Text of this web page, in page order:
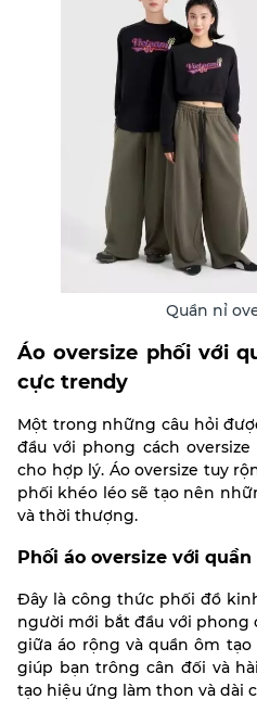
Quần nỉ
Áo oversize phối với
cực trendy
Một trong những câu hỏi
đầu với phong cách
cho hợp lý. Áo oversize tuy
phối khéo léo sẽ tạo nên
và thời thượng.
Phối áo oversize với
Đây là công thức phối đồ
người mới bắt đầu với phong
giữa áo rộng và quần ôm
giúp bạn trông cân đối và
tạo hiệu ứng làm thon và dài